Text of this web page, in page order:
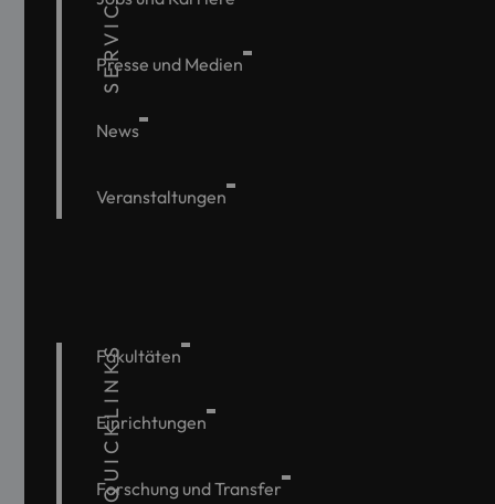
SERVICE
Presse und Medien
News
Veranstaltungen
QUICKLINKS
Fakultäten
Einrichtungen
Forschung und Transfer